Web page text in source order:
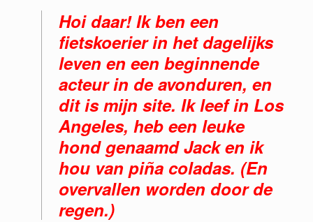
Hoi daar! Ik ben een
fietskoerier in het dagelijks
leven en een beginnende
acteur in de avonduren, en
dit is mijn site. Ik leef in Los
Angeles, heb een leuke
hond genaamd Jack en ik
hou van piña coladas. (En
overvallen worden door de
regen.)